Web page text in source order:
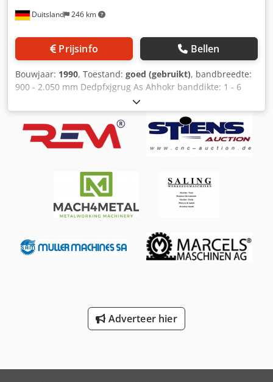
Duitsland 246 km
Prijsinfo Bellen
Bouwjaar: 1990, Toestand: goed (gebruikt), bandbreedte:
900 - 2.050 mm Dedpfxjgrug As Ahhokr banddikte: 1 - 6
mm rand strip breedte: 5 - 50 mm materiaal (sterkte):
1.000 N/mm²
Adverteer hier